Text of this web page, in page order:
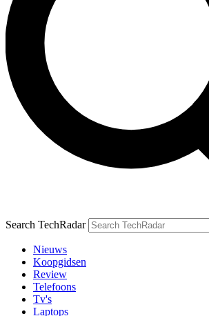
Search TechRadar
Nieuws
Koopgidsen
Review
Telefoons
Tv's
Laptops